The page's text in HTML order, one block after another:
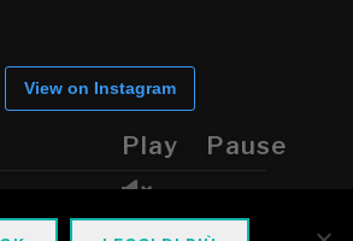
Play Pause
View on Instagram